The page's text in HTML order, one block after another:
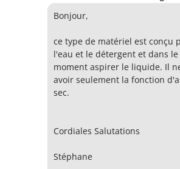
Bonjour,
ce type de matériel est conçu
l'eau et le détergent et dans le
moment aspirer le liquide. Il
avoir seulement la fonction
sec.
Cordiales Salutations
Stéphane